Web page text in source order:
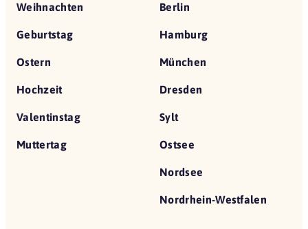
Weihnachten
Geburtstag
Ostern
Hochzeit
Valentinstag
Muttertag
Berlin
Hamburg
München
Dresden
Sylt
Ostsee
Nordsee
Nordrhein-Westfalen